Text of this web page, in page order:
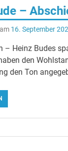
–
16. September
– Heinz Budes
den
den Ton